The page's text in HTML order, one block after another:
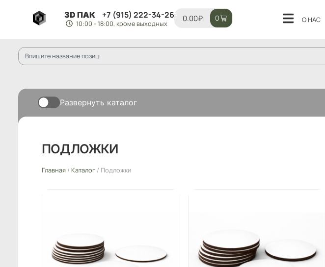
3D ПАК +7 (915) 222-34-26
10:00 - 18:00, кроме выходных
0.00₽ 0 О НАС
Развернуть каталог
ПОДЛОЖКИ
Главная / Каталог / Подложки